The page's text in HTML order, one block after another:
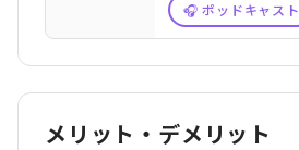
🎧 ポッドキャスト
メリット・デメリット